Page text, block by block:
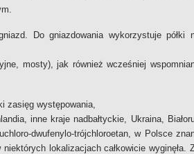
Do gniazdowania wykorzystuje półki
mosty), jak również wcześniej
zasięg występowania,
inne kraje nadbałtyckie, Ukraina,
dwufenylo-trójchloroetan, w Polsce
lokalizacjach całkowicie wyginęła.